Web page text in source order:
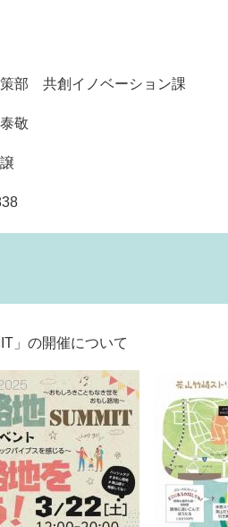
共創イノベーション課
敬
」の開催について​